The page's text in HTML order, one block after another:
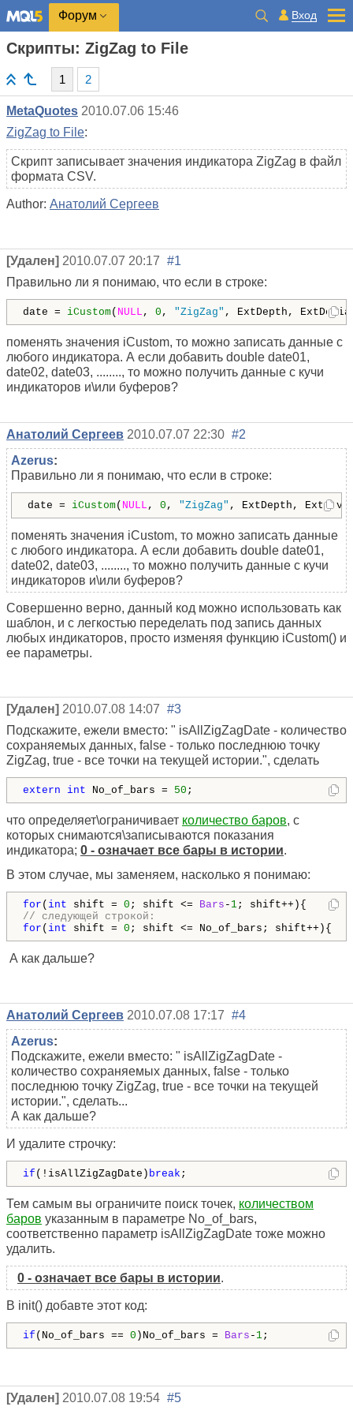
Форум Вход
Скрипты: ZigZag to File
1 2
MetaQuotes 2010.07.06 15:46
ZigZag to File:
Скрипт записывает значения индикатора ZigZag в файл
формата CSV.
Author: Анатолий Сергеев
[Удален] 2010.07.07 20:17 #1
Правильно ли я понимаю, что если в строке:
date = iCustom( NULL , 0 , "ZigZag" , ExtDepth,
поменять значения iCustom, то можно записать данные с
любого индикатора. А если добавить double date01,
date02, date03, ........, то можно получить данные с кучи
индикаторов и\или буферов?
Анатолий Сергеев 2010.07.07 22:30 #2
Azerus:
Правильно ли я понимаю, что если в строке:
date = iCustom( NULL , 0 , "ZigZag" , ExtDepth,
поменять значения iCustom, то можно записать данные
с любого индикатора. А если добавить double date01,
date02, date03, ........, то можно получить данные с кучи
индикаторов и\или буферов?
Совершенно верно, данный код можно использовать как
шаблон, и с легкостью переделать под запись данных
любых индикаторов, просто изменяя функцию iCustom() и
ее параметры.
[Удален] 2010.07.08 14:07 #3
Подскажите, ежели вместо: " isAllZigZagDate - количество
сохраняемых данных, false - только последнюю точку
ZigZag, true - все точки на текущей истории.", сделать
extern int No_of_bars = 50 ;
что определяет\ограничивает количество баров, с
которых снимаются\записываются показания
индикатора; 0 - означает все бары в истории.
В этом случае, мы заменяем, насколько я понимаю:
for ( int shift = 0 ; shift <= Bars - 1
// следующей строкой:
for ( int shift = 0
А как дальше?
Анатолий Сергеев 2010.07.08 17:17 #4
Azerus:
Подскажите, ежели вместо: " isAllZigZagDate -
количество сохраняемых данных, false - только
последнюю точку ZigZag, true - все точки на текущей
истории.", сделать...
А как дальше?
И удалите строчку:
if (!isAllZigZagDate) break ;
Тем самым вы ограничите поиск точек, количеством
баров указанным в параметре No_of_bars,
соответственно параметр isAllZigZagDate тоже можно
удалить.
0 - означает все бары в истории.
В init() добавте этот код:
if (No_of_bars == 0 )No_of_bars = Bars - 1;
[Удален] 2010.07.08 19:54 #5